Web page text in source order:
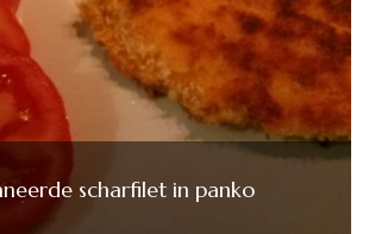
scharfilet in panko